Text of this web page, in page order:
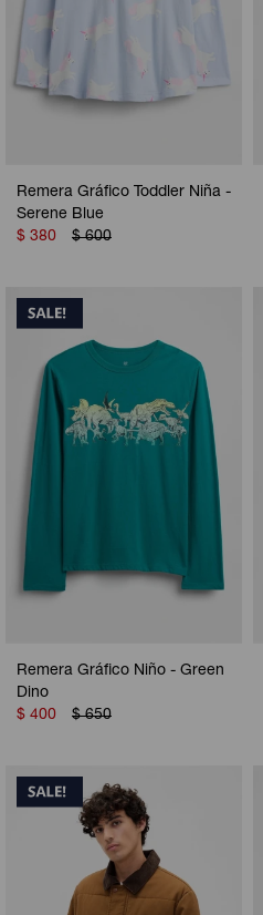
Remera Gráfico Toddler Niña -
Serene Blue
$ 380 $ 600
Remera Gráfico Niño - Green
Dino
$ 400 $ 650